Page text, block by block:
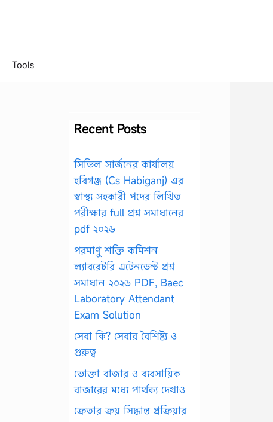
Tools
Recent Posts
সিভিল সার্জনের কার্যালয়
হবিগঞ্জ (Cs Habiganj) এর
স্বাস্থ্য সহকারী পদের লিখিত
পরীক্ষার full প্রশ্ন সমাধানের
pdf ২০২৬
পরমাণু শক্তি কমিশন
ল্যাবরেটরি এটেনডেন্ট প্রশ্ন
সমাধান ২০২৬ PDF, Baec
Laboratory Attendant
Exam Solution
সেবা কি? সেবার বৈশিষ্ট্য ও
গুরুত্ব
ভোক্তা বাজার ও ব্যবসায়িক
বাজারের মধ্যে পার্থক্য দেখাও
ক্রেতার ক্রয় সিদ্ধান্ত প্রক্রিয়ার